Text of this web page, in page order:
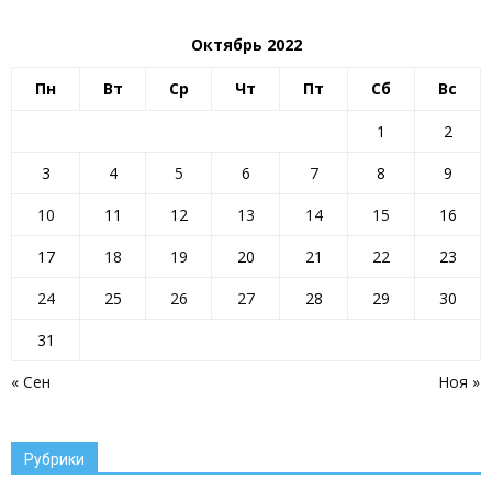
Октябрь 2022
Пн Вт Ср Чт Пт Сб Вс
« Сен Ноя »
1
2
3
4 5 6 7 8
9
10
11 12 13 14 15
16
17
18 19 20 21 22
23
24
25 26 27 28 29
30
31
Рубрики